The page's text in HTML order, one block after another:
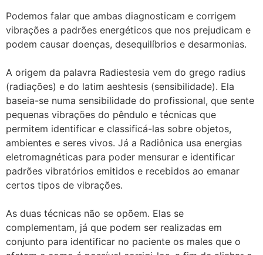
Podemos falar que ambas diagnosticam e corrigem
vibrações a padrões energéticos que nos prejudicam e
podem causar doenças, desequilíbrios e desarmonias.
A origem da palavra Radiestesia vem do grego radius
(radiações) e do latim aeshtesis (sensibilidade). Ela
baseia-se numa sensibilidade do profissional, que sente
pequenas vibrações do pêndulo e técnicas que
permitem identificar e classificá-las sobre objetos,
ambientes e seres vivos. Já a Radiônica usa energias
eletromagnéticas para poder mensurar e identificar
padrões vibratórios emitidos e recebidos ao emanar
certos tipos de vibrações.
As duas técnicas não se opõem. Elas se
complementam, já que podem ser realizadas em
conjunto para identificar no paciente os males que o